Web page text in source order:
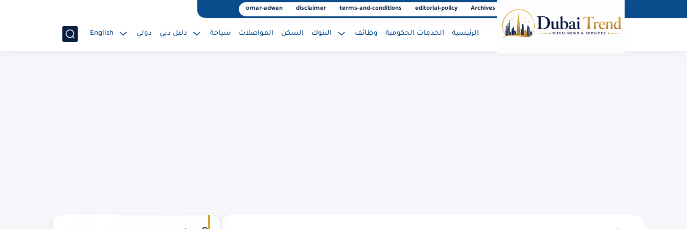
About Us
Archives
editorial-policy
terms-and-conditions
disclaimer
omar-adwan
الرئيسية الخدمات الحكومية وظائف البنوك السكن المواصلات سياحة دليل دبي دولي English